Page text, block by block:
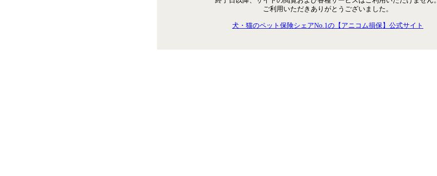
ご利用いただきありがとうございました。
犬・猫のペット保険シェアNo.1の【アニコム損保】公式サイト